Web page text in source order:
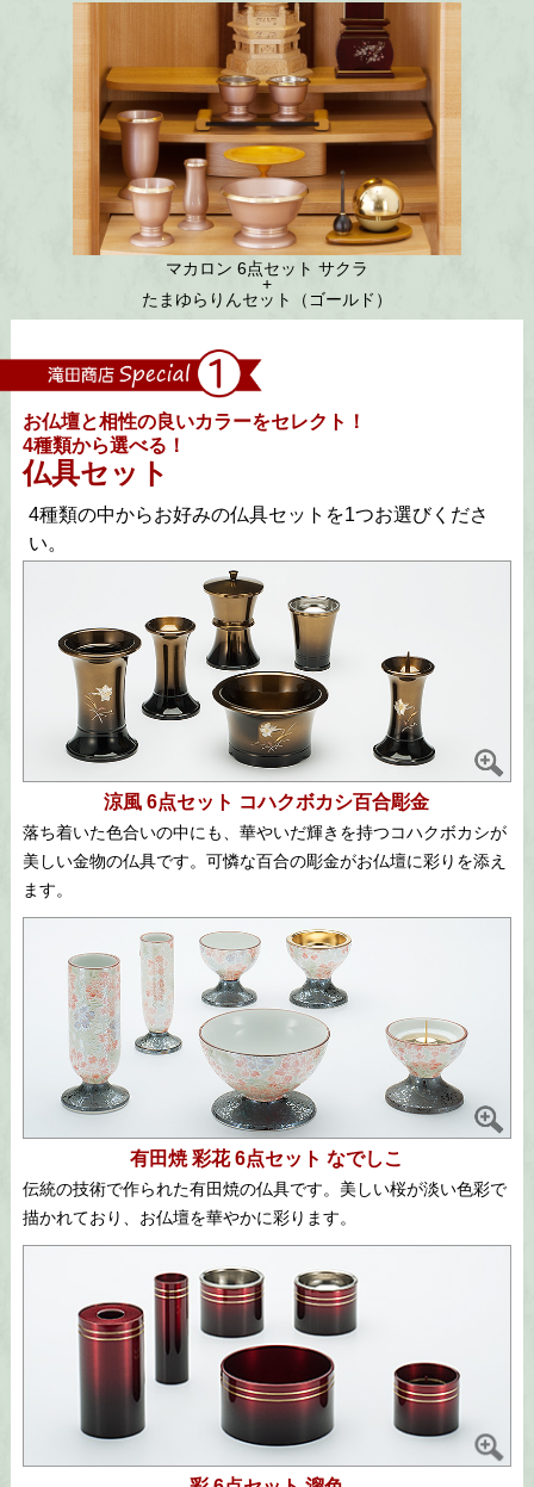
マカロン 6点セット サクラ
+
たまゆらりんセット（ゴールド）
お仏壇と相性の良いカラーをセレクト！
4種類から選べる！
仏具セット
4種類の中からお好みの仏具セットを1つお選びくださ
い。
涼風 6点セット コハクボカシ百合彫金
落ち着いた色合いの中にも、華やいだ輝きを持つコハクボカシが
美しい金物の仏具です。可憐な百合の彫金がお仏壇に彩りを添え
ます。
有田焼 彩花 6点セット なでしこ
伝統の技術で作られた有田焼の仏具です。美しい桜が淡い色彩で
描かれており、お仏壇を華やかに彩ります。